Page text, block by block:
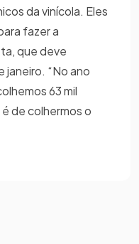
da vinícola. Eles
fazer a
que deve
janeiro. “No ano
63 mil
de colhermos o